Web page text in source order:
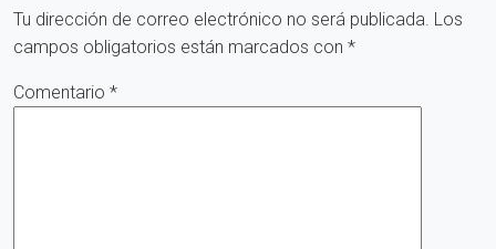
Tu dirección de correo electrónico no será publicada. Los
campos obligatorios están marcados con *
Comentario *